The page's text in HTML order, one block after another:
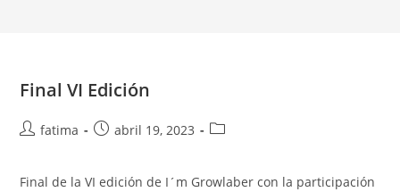
Final VI Edición
Autor
entrada:
fatima
Publicación
entrada:
abril 19, 2023
Categoría
entrada:
Final de la VI edición de I´m Growlaber con la participación